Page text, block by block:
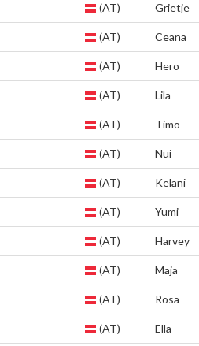
(AT) Grietje
(AT) Ceana
(AT) Hero
(AT) Lila
(AT) Timo
(AT) Nui
(AT) Kelani
(AT) Yumi
(AT) Harvey
(AT) Maja
(AT) Rosa
(AT) Ella